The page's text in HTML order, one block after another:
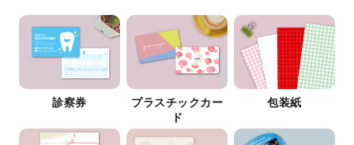
診察券
プラスチックカー
ド
包装紙